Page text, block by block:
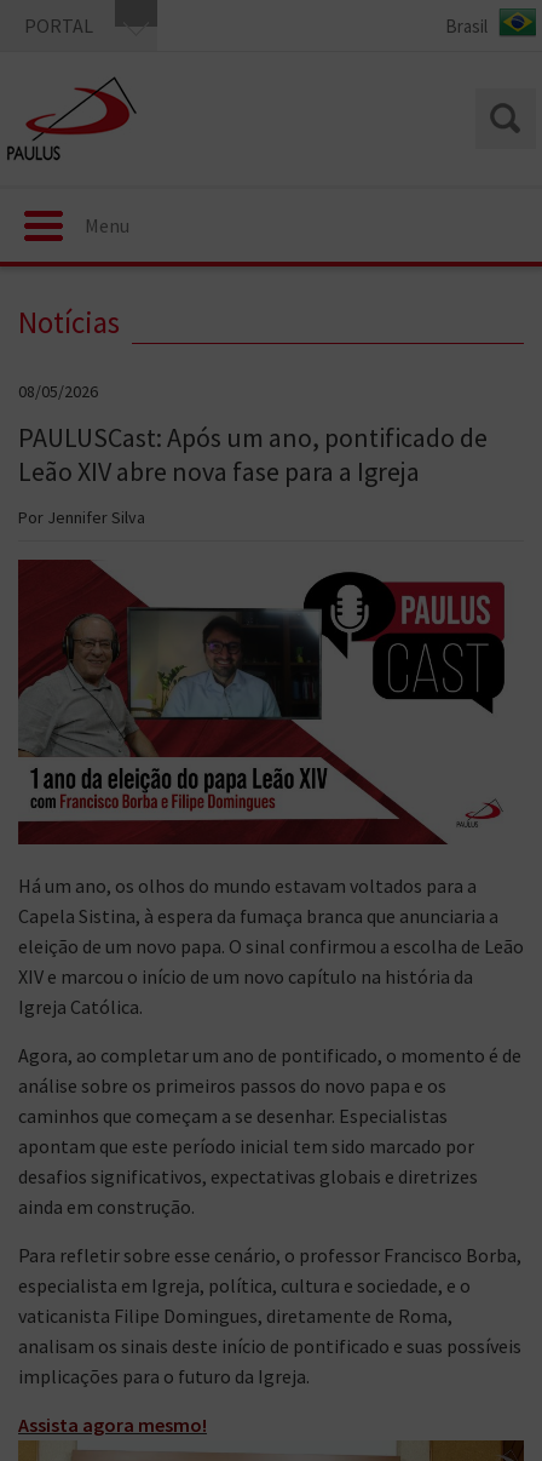
PORTAL
Menu
Notícias
08/05/2026
PAULUSCast: Após um ano, pontificado de
Leão XIV abre nova fase para a Igreja
Por Jennifer Silva
Há um ano, os olhos do mundo estavam voltados para a
Capela Sistina, à espera da fumaça branca que anunciaria a
eleição de um novo papa. O sinal confirmou a escolha de Leão
XIV e marcou o início de um novo capítulo na história da
Igreja Católica.
Agora, ao completar um ano de pontificado, o momento é de
análise sobre os primeiros passos do novo papa e os
caminhos que começam a se desenhar. Especialistas
apontam que este período inicial tem sido marcado por
desafios significativos, expectativas globais e diretrizes
ainda em construção.
Para refletir sobre esse cenário, o professor Francisco Borba,
especialista em Igreja, política, cultura e sociedade, e o
vaticanista Filipe Domingues, diretamente de Roma,
analisam os sinais deste início de pontificado e suas possíveis
implicações para o futuro da Igreja.
Assista agora mesmo!